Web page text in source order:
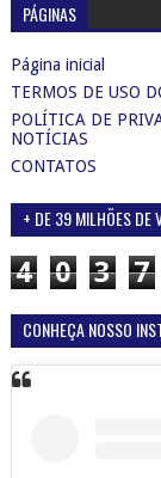
PÁGINAS
Página inicial
TERMOS DE USO
POLÍTICA DE
NOTÍCIAS
CONTATOS
+ DE 39 MILHÕES DE
4 0 3 7
CONHEÇA NOSSO